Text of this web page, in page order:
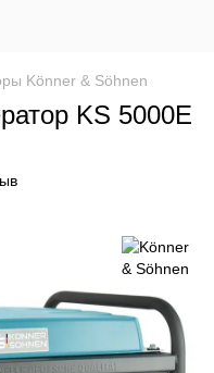
Könner & Söhnen
KS 5000E